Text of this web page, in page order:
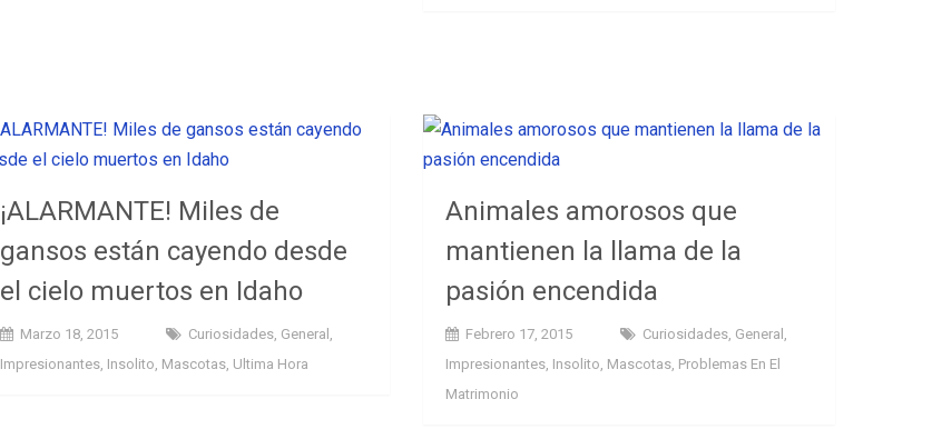
¡ALARMANTE! Miles de
gansos están cayendo desde
el cielo muertos en Idaho
Marzo 18, 2015 Curiosidades General
Impresionantes Insolito Mascotas Ultima Hora
Animales amorosos que
mantienen la llama de la
pasión encendida
Febrero 17, 2015 Curiosidades General
Impresionantes Insolito Mascotas Problemas En El
Matrimonio